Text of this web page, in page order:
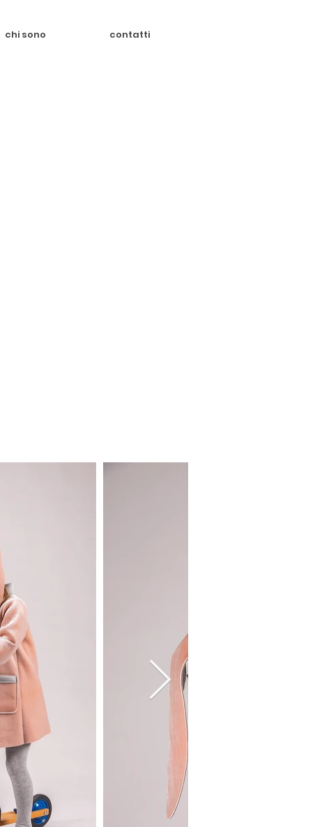
chi sono contatti